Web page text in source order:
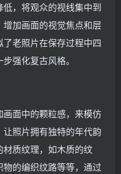
，将观众的视线集中到
加画面的视觉焦点和层
老照片在保存过程中四
强化复古风格。
画面中的颗粒感，来模仿
照片拥有独特的年代韵
质纹理，如木质的纹
的编织纹路等等，通过